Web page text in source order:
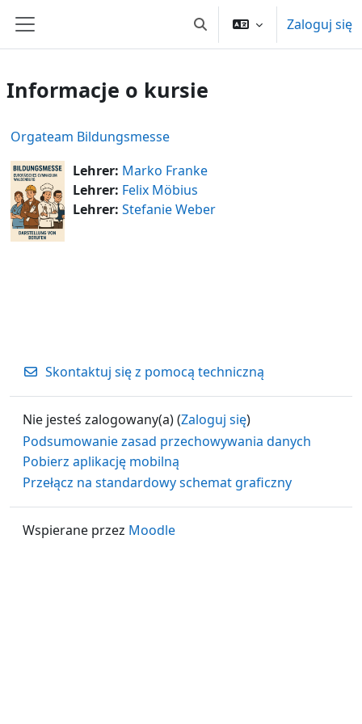
Panel boczny Przełącznik wyszukiwarki
Zaloguj się
Informacje o kursie
Orgateam Bildungsmesse
Lehrer: Marko Franke
Lehrer: Felix Möbius
Lehrer: Stefanie Weber
Skontaktuj się z pomocą techniczną
Nie jesteś zalogowany(a) (Zaloguj się)
Podsumowanie zasad przechowywania danych
Pobierz aplikację mobilną
Przełącz na standardowy schemat graficzny
Wspierane przez Moodle